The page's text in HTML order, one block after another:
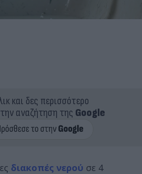
και δες περισσότερο
αναζήτηση της Google
διακοπές νερού σε 4